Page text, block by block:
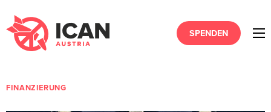
SPENDEN
FINANZIERUNG